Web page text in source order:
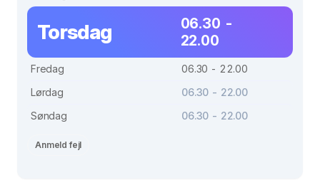
Torsdag
06.30 -
22.00
Fredag
06.30 - 22.00
Lørdag
06.30 - 22.00
Søndag
06.30 - 22.00
Anmeld fejl